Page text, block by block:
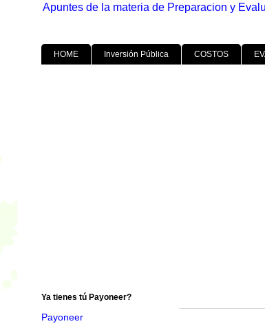
Apuntes de la materia de Preparacion y
HOME Inversión Pública COSTOS
Ya tienes tú Payoneer?
Payoneer